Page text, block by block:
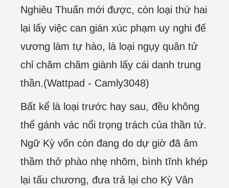
Nghiêu Thuấn mới được, còn loại thứ hai
lại lấy việc can gián xúc phạm uy nghi đế
vương làm tự hào, là loại ngụy quân tử
chỉ chăm chăm giành lấy cái danh trung
thần.(Wattpad - Camly3048)
Bất kể là loại trước hay sau, đều không
thể gánh vác nổi trọng trách của thần tử.
Ngữ Kỳ vốn còn đang do dự giờ đã âm
thầm thở phào nhẹ nhõm, bình tĩnh khép
lại tấu chương, đưa trả lại cho Kỳ Vân